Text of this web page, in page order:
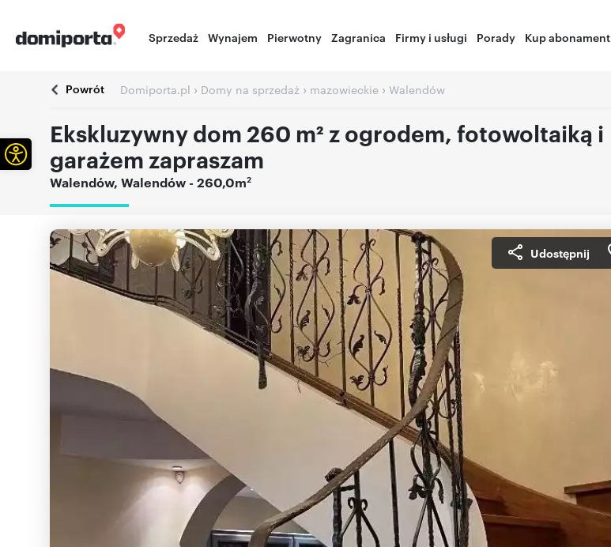
Sprzedaż Wynajem Pierwotny Zagranica Firmy i usługi Porady Kup abonament
Powrót Domiporta.pl › Domy na sprzedaż › mazowieckie › Walendów
Ekskluzywny dom 260 m² z ogrodem, fotowoltaiką i
garażem zapraszam
Walendów, Walendów - 260,0m2
Udostępnij
Otwórz pasek narzędzi